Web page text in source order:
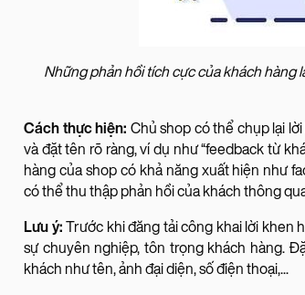
Những phản hồi tích cực của khách
Cách thực hiện: Chủ shop có thể chụp lại
và đặt tên rõ ràng, ví dụ như “feedback từ
hàng của shop có khả năng xuất hiện như
có thể thu thập phản hồi của khách thông
Lưu ý:Trước khi đăng tải công khai lời khen
sự chuyên nghiệp, tôn trọng khách hàng.
khách như tên, ảnh đại diện, số điện thoại,...